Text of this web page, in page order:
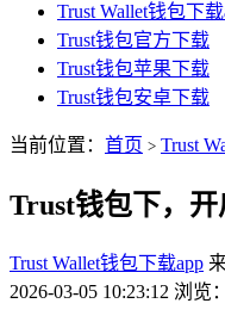
Trust Wallet钱包下
Trust钱包官方下载
Trust钱包苹果下载
Trust钱包安卓下载
当前位置： 首页 > Trust
Trust钱包下，
Trust Wallet钱包下载app
2026-03-05 10:23:12 浏览